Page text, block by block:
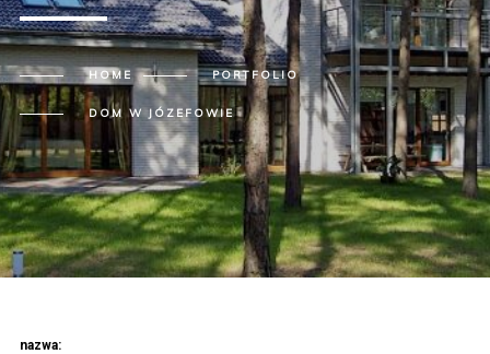
HOME PORTFOLIO
DOM W JÓZEFOWIE
nazwa: